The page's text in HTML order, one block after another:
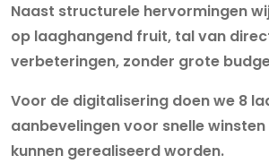
Naast structurele hervormingen
op laaghangend fruit, tal van
verbeteringen, zonder grote
Voor de digitalisering doen we 8
aanbevelingen voor snelle
kunnen gerealiseerd worden.